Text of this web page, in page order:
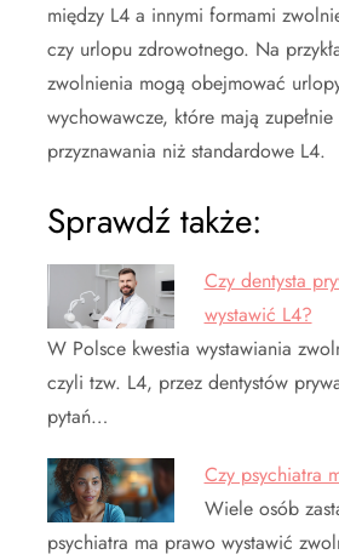
między L4 a innymi formami
czy urlopu zdrowotnego. Na
zwolnienia mogą obejmować
wychowawcze, które mają
przyznawania niż standardowe L4.
Sprawdź także:
Czy dentysta
wystawić L4?
W Polsce kwestia wystawiania
czyli tzw. L4, przez dentystów
pytań…
Czy psychiatra
Wiele osób
psychiatra ma prawo wystawić